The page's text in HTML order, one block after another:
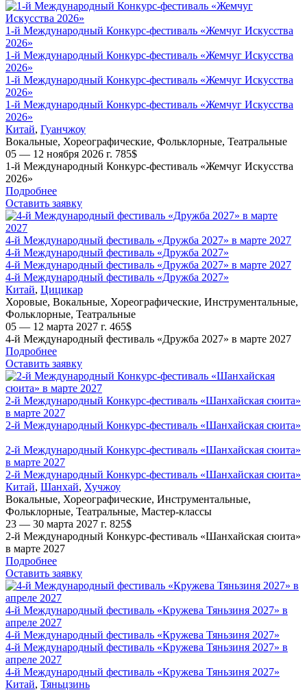
1-й Международный Конкурс-фестиваль «Жемчуг Искусства
2026»
1-й Международный Конкурс-фестиваль «Жемчуг Искусства
2026»
1-й Международный Конкурс-фестиваль «Жемчуг Искусства
2026»
1-й Международный Конкурс-фестиваль «Жемчуг Искусства
2026»
Китай, Гуанчжоу
Вокальные, Хореографические, Фольклорные, Театральные
05 — 12 ноября 2026 г. 785$
1-й Международный Конкурс-фестиваль «Жемчуг Искусства
2026»
Подробнее
Оставить заявку
4-й Международный фестиваль «Дружба 2027» в марте 2027
4-й Международный фестиваль «Дружба 2027»
4-й Международный фестиваль «Дружба 2027» в марте 2027
4-й Международный фестиваль «Дружба 2027»
Китай, Цицикар
Хоровые, Вокальные, Хореографические, Инструментальные,
Фольклорные, Театральные
05 — 12 марта 2027 г. 465$
4-й Международный фестиваль «Дружба 2027» в марте 2027
Подробнее
Оставить заявку
2-й Международный Конкурс-фестиваль «Шанхайская сюита»
в марте 2027
2-й Международный Конкурс-фестиваль «Шанхайская сюита»
2-й Международный Конкурс-фестиваль «Шанхайская сюита»
в марте 2027
2-й Международный Конкурс-фестиваль «Шанхайская сюита»
Китай, Шанхай, Хучжоу
Вокальные, Хореографические, Инструментальные,
Фольклорные, Театральные, Мастер-классы
23 — 30 марта 2027 г. 825$
2-й Международный Конкурс-фестиваль «Шанхайская сюита»
в марте 2027
Подробнее
Оставить заявку
4-й Международный фестиваль «Кружева Тяньзиня 2027» в
апреле 2027
4-й Международный фестиваль «Кружева Тяньзиня 2027»
4-й Международный фестиваль «Кружева Тяньзиня 2027» в
апреле 2027
4-й Международный фестиваль «Кружева Тяньзиня 2027»
Китай, Тяньцзинь